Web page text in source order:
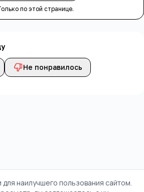
по этой странице.
Не понравилось
наилучшего пользования сайтом.